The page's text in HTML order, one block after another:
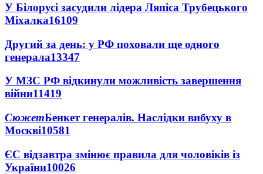
У Білорусі засудили лідера Ляпіса Трубецького
Міхалка16109
Другий за день: у РФ поховали ще одного
генерала13347
У МЗС РФ відкинули можливість завершення
війни11419
СюжетБенкет генералів. Наслідки вибуху в
Москві10581
ЄС відзавтра змінює правила для чоловіків із
України10026